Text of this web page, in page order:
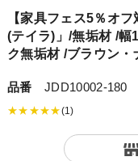
【家具フェス5％オ
(テイラ)」/無垢材 /幅
ク無垢材 /ブラウン・
品番 JDD10002-180
★★★★★(1)